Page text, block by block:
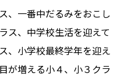
、一番中だるみをおこし
ス、中学校生活を迎えて
、小学校最終学年を迎え
が増える小４、小３クラ